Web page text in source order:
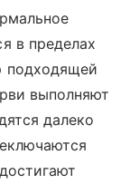
в пределах
подходящей
выполняют
далеко